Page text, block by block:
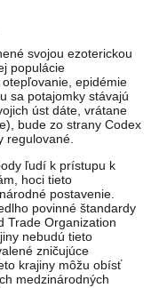
svojou ezoterickou
populácie
epidémie
sa potajomky stávajú
úst dáte, vrátane
bude zo strany Codex
regulované.
ľudí k prístupu k
hoci tieto
postavenie.
povinné štandardy
Trade Organization
nebudú tieto
zničujúce
krajiny môžu obísť
medzinárodných